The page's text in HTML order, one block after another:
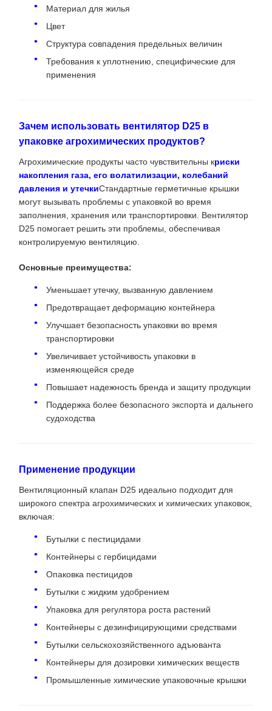
Материал для жилья
Цвет
Структура совпадения предельных величин
Требования к уплотнению, специфические для
применения
Зачем использовать вентилятор D25 в
упаковке агрохимических продуктов?
Агрохимические продукты часто чувствительны криски
накопления газа, его волатилизации, колебаний
давления и утечкиСтандартные герметичные крышки
могут вызывать проблемы с упаковкой во время
заполнения, хранения или транспортировки. Вентилятор
D25 помогает решить эти проблемы, обеспечивая
контролируемую вентиляцию.
Основные преимущества:
Уменьшает утечку, вызванную давлением
Предотвращает деформацию контейнера
Улучшает безопасность упаковки во время
транспортировки
Увеличивает устойчивость упаковки в
изменяющейся среде
Повышает надежность бренда и защиту продукции
Поддержка более безопасного экспорта и дальнего
судоходства
Применение продукции
Вентиляционный клапан D25 идеально подходит для
широкого спектра агрохимических и химических упаковок,
включая:
Бутылки с пестицидами
Контейнеры с гербицидами
Опаковка пестицидов
Бутылки с жидким удобрением
Упаковка для регулятора роста растений
Контейнеры с дезинфицирующими средствами
Бутылки сельскохозяйственного адъюванта
Контейнеры для дозировки химических веществ
Промышленные химические упаковочные крышки